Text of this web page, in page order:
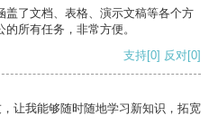
盖了文档、表格、演示文稿等各个方
所有任务，非常方便。
支持[0] 反对[0]
让我能够随时随地学习新知识，拓宽